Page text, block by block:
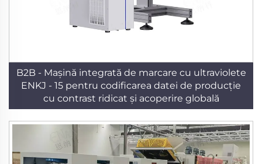
B2B - Mașină integrată de marcare cu ultraviolete
ENKJ - 15 pentru codificarea datei de producție
cu contrast ridicat și acoperire globală